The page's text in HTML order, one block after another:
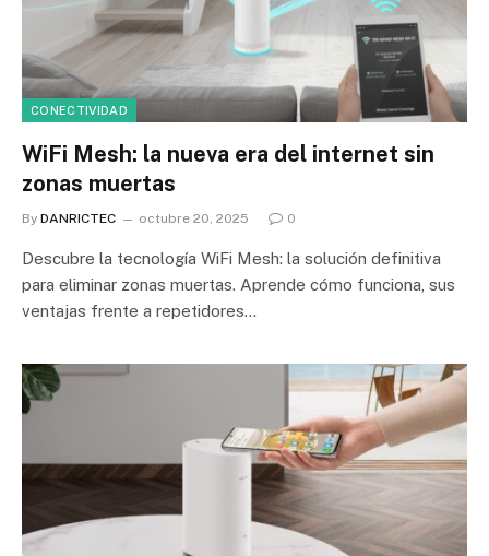
CONECTIVIDAD
WiFi Mesh: la nueva era del internet sin
zonas muertas
By DANRICTEC octubre 20, 2025 0
Descubre la tecnología WiFi Mesh: la solución definitiva
para eliminar zonas muertas. Aprende cómo funciona, sus
ventajas frente a repetidores…